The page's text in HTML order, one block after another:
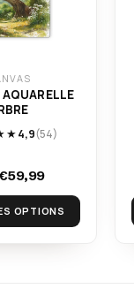
4,9(54)
OPTIONS